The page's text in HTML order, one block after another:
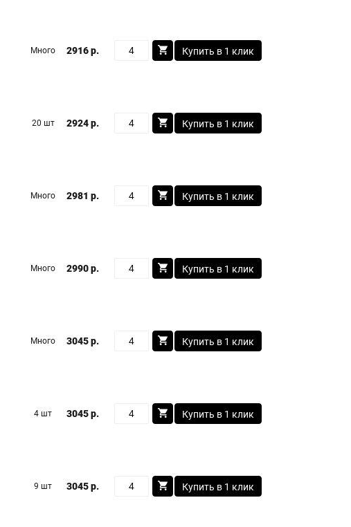
Много 2916 р. Купить в 1 клик
20 шт 2924 р. Купить в 1 клик
Много 2981 р. Купить в 1 клик
Много 2990 р. Купить в 1 клик
Много 3045 р. Купить в 1 клик
4 шт 3045 р. Купить в 1 клик
9 шт 3045 р. Купить в 1 клик